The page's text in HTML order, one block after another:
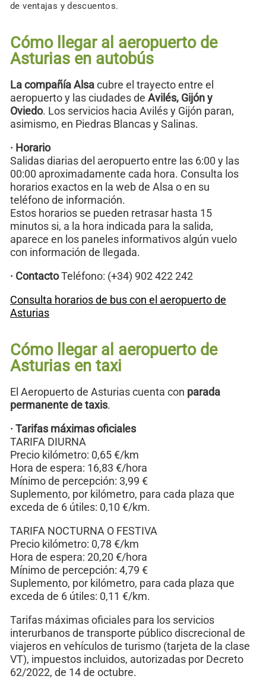
de ventajas y descuentos.
Cómo llegar al aeropuerto de
Asturias en autobús
La compañía Alsacubre el trayecto entre el
aeropuerto y las ciudades de Avilés, Gijón y
Oviedo. Los servicios hacia Avilés y Gijón paran,
asimismo, en Piedras Blancas y Salinas.
· Horario
Salidas diarias del aeropuerto entre las 6:00 y las
00:00 aproximadamente cada hora. Consulta los
horarios exactos en la web de Alsa o en su
teléfono de información.
Estos horarios se pueden retrasar hasta 15
minutos si, a la hora indicada para la salida,
aparece en los paneles informativos algún vuelo
con información de llegada.
· ContactoTeléfono: (+34) 902 422 242
Consulta horarios de bus con el aeropuerto de
Asturias
Cómo llegar al aeropuerto de
Asturias en taxi
El Aeropuerto de Asturias cuenta con parada
permanente de taxis.
· Tarifas máximas oficiales
TARIFA DIURNA
Precio kilómetro: 0,65 €/km
Hora de espera: 16,83 €/hora
Mínimo de percepción: 3,99 €
Suplemento, por kilómetro, para cada plaza que
exceda de 6 útiles: 0,10 €/km.
TARIFA NOCTURNA O FESTIVA
Precio kilómetro: 0,78 €/km
Hora de espera: 20,20 €/hora
Mínimo de percepción: 4,79 €
Suplemento, por kilómetro, para cada plaza que
exceda de 6 útiles: 0,11 €/km.
Tarifas máximas oficiales para los servicios
interurbanos de transporte público discrecional de
viajeros en vehículos de turismo (tarjeta de la clase
VT), impuestos incluidos, autorizadas por Decreto
62/2022, de 14 de octubre.